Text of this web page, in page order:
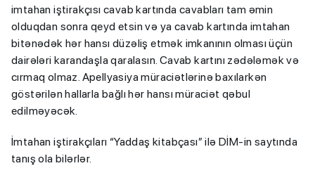
imtahan iştirakçısı cavab kartında cavabları tam əmin
olduqdan sonra qeyd etsin və ya cavab kartında imtahan
bitənədək hər hansı düzəliş etmək imkanının olması üçün
dairələri karandaşla qaralasın. Cavab kartını zədələmək və
cırmaq olmaz. Apellyasiya müraciətlərinə baxılarkən
göstərilən hallarla bağlı hər hansı müraciət qəbul
edilməyəcək.
İmtahan iştirakçıları “Yaddaş kitabçası” ilə DİM-in saytında
tanış ola bilərlər.